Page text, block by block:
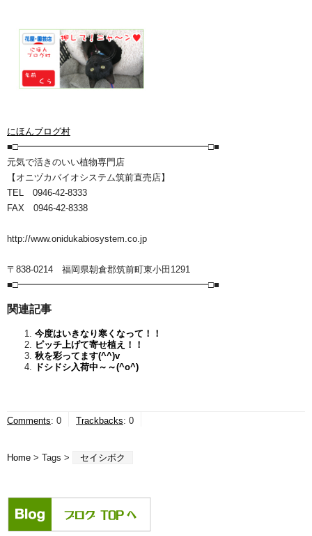
にほんブログ村
■□━━━━━━━━━━━━━━━━━━━━━□■
元気で活きのいい植物専門店
【オニヅカバイオシステム筑前直売店】
TEL 0946-42-8333
FAX 0946-42-8338
http://www.onidukabiosystem.co.jp
〒838-0214 福岡県朝倉郡筑前町東小田1291
■□━━━━━━━━━━━━━━━━━━━━━□■
関連記事
今度はいきなり寒くなって！！
ピッチ上げて寄せ植え！！
秋を彩ってます(^^)v
ドシドシ入荷中～～(^o^)ゞ
Comments: 0 Trackbacks: 0
Home > Tags > セイシボク